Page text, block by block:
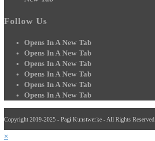
Follow Us
Opens In A New Tab
Opens In A New Tab
Opens In A New Tab
Opens In A New Tab
Opens In A New Tab
Opens In A New Tab
Copyright 2019-2025 - Pagi Kunstwerke - All Rights Reserved
×